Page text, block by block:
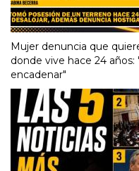
Mujer denuncia que
donde vive hace 24 años:
encadenar"